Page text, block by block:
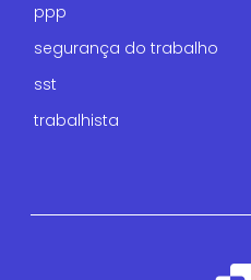
ppp
segurança do trabalho
sst
trabalhista